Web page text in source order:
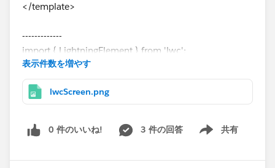
</template>
-------------
import { LightningElement } from 'lwc';
import FCSSManagerHelp from
'@salesforce/resourceUrl/FCSSManagerHelp';
export default class fcssManagerHelp extends
SamplePDFURL = FCSSManagerHelp;
表示件数を増やす
lwcScreen.png
0 件のいいね! 3 件の回答 共有
Show menu